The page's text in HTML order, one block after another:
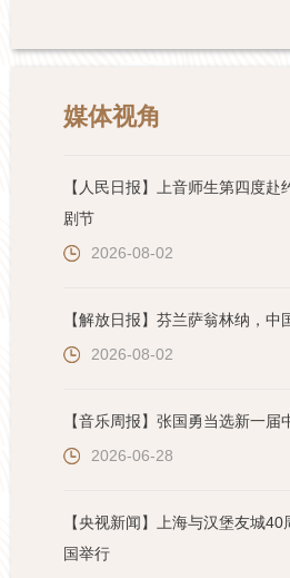
媒体视角
【人民日报】上音师生第四度赴
剧节
2026-08-02
【解放日报】芬兰萨翁林纳，中
2026-08-02
【音乐周报】张国勇当选新一届
2026-06-28
【央视新闻】上海与汉堡友城
国举行